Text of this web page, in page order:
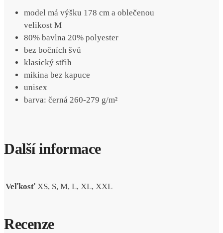
model má výšku 178 cm a oblečenou
velikost M
80% bavlna 20% polyester
bez bočních švů
klasický střih
mikina bez kapuce
unisex
barva: černá 260-279 g/m²
Další informace
Veľkosť XS, S, M, L, XL, XXL
Recenze